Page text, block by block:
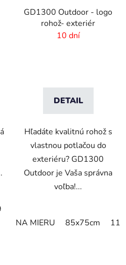
GD1300 Outdoor - logo
rohož- exteriér
10 dní
DETAIL
Hľadáte kvalitnú rohož s
vlastnou potlačou do
exteriéru? GD1300
Outdoor je Vaša správna
voľba!...
NA MIERU 85x75cm